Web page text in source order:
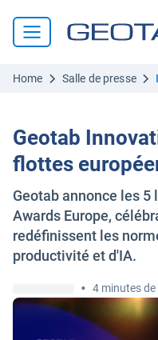
Home Salle de presse
Geotab
flottes
Geotab annonce les
Awards Europe,
redéfinissent les
productivité et d'IA.
• 4 minutes